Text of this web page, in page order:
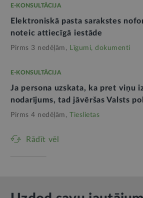
E-KONSULTĀCIJA
Elektroniskā pasta sarakstes
noteic attiecīgā iestāde
Pirms 3 nedēļām, Līgumi, dokumenti
E-KONSULTĀCIJA
Ja persona uzskata, ka pret viņu
nodarījums, tad jāvēršas Valsts
Pirms 4 nedēļām, Tieslietas
Rādīt vēl